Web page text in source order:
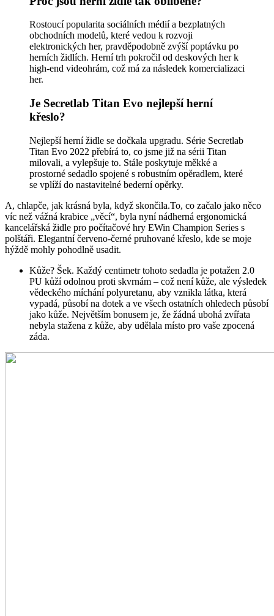
Rostoucí popularita sociálních médií a bezplatných
obchodních modelů, které vedou k rozvoji
elektronických her, pravděpodobně zvýší poptávku po
herních židlích. Herní trh pokročil od deskových her k
high-end videohrám, což má za následek komercializaci
her.
Je Secretlab Titan Evo nejlepší herní
křeslo?
Nejlepší herní židle se dočkala upgradu. Série Secretlab
Titan Evo 2022 přebírá to, co jsme již na sérii Titan
milovali, a vylepšuje to. Stále poskytuje měkké a
prostorné sedadlo spojené s robustním opěradlem, které
se vplíží do nastavitelné bederní opěrky.
A, chlapče, jak krásná byla, když skončila.To, co začalo jako něco
víc než vážná krabice „věcí“, byla nyní nádherná ergonomická
kancelářská židle pro počítačové hry EWin Champion Series s
polštáři. Elegantní červeno-černé pruhované křeslo, kde se moje
hýždě mohly pohodlně usadit.
Kůže? Šek. Každý centimetr tohoto sedadla je potažen 2.0
PU kůží odolnou proti skvrnám – což není kůže, ale výsledek
vědeckého míchání polyuretanu, aby vznikla látka, která
vypadá, působí na dotek a ve všech ostatních ohledech působí
jako kůže. Největším bonusem je, že žádná ubohá zvířata
nebyla stažena z kůže, aby udělala místo pro vaše zpocená
záda.